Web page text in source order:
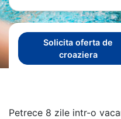
Solicita oferta de
croaziera
Petrece 8 zile intr-o